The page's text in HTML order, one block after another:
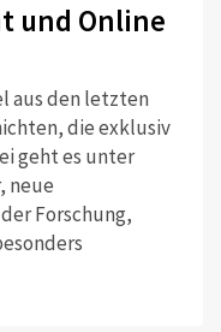
und Online
aus den letzten
die exklusiv
geht es unter
neue
Forschung,